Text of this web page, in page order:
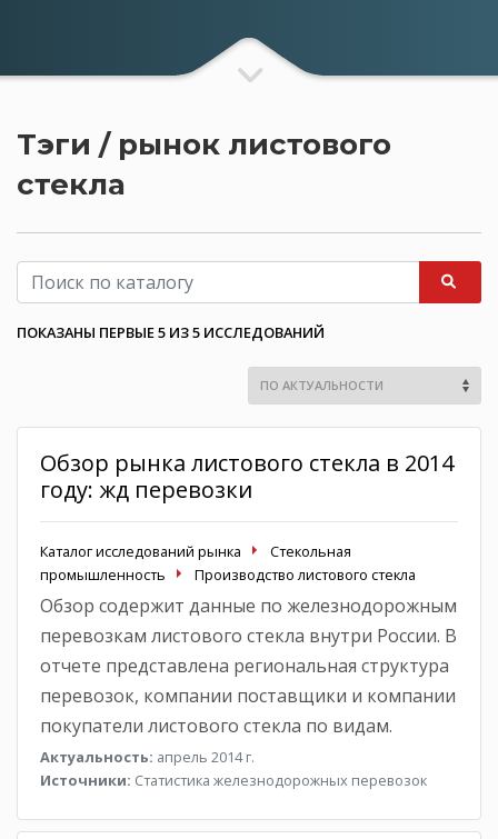
Тэги / рынок листового
стекла
ПОКАЗАНЫ ПЕРВЫЕ 5 ИЗ 5 ИССЛЕДОВАНИЙ
Обзор рынка листового стекла в 2014
году: жд перевозки
Каталог исследований рынка
Стекольная
промышленность
Производство листового стекла
Обзор содержит данные по железнодорожным
перевозкам листового стекла внутри России. В
отчете представлена региональная структура
перевозок, компании поставщики и компании
покупатели листового стекла по видам.
Актуальность: апрель 2014 г.
Источники: Статистика железнодорожных перевозок